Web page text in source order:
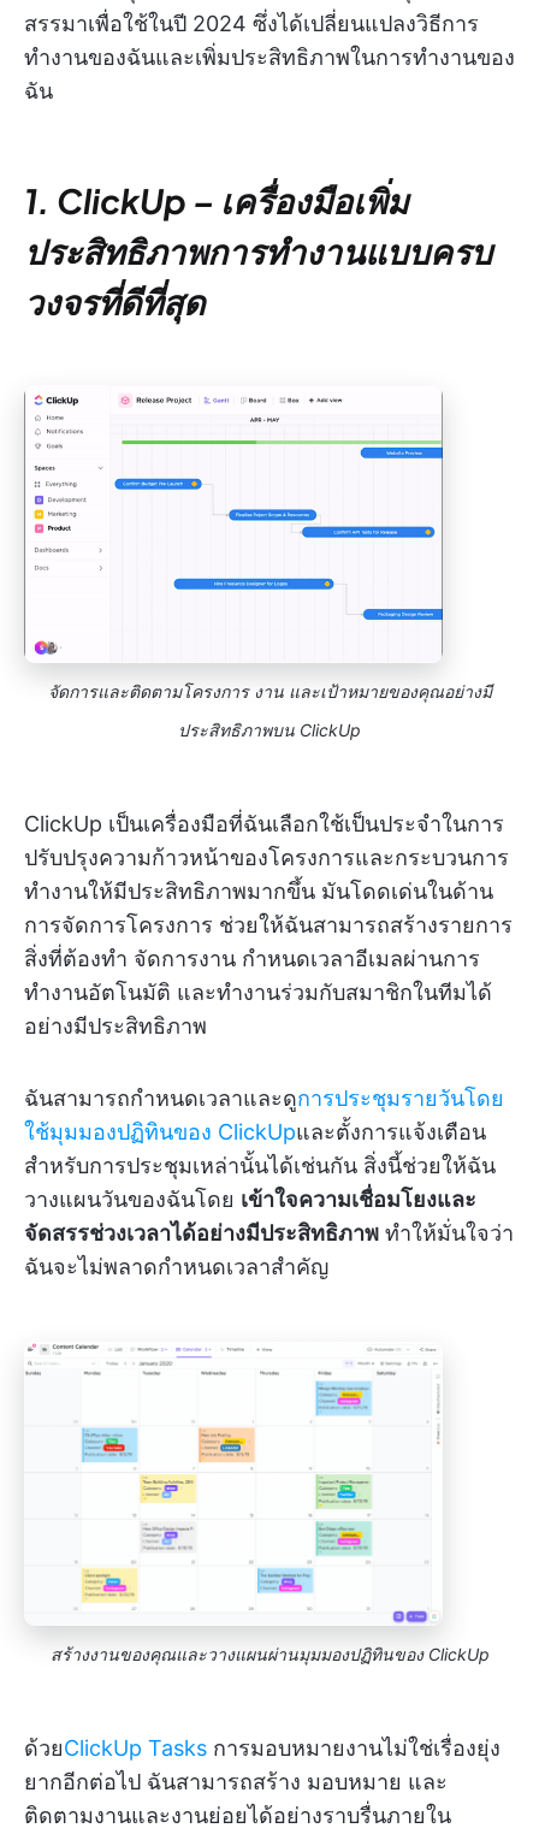
สรรมาเพื่อใช้ในปี 2024 ซึ่งได้เปลี่ยนแปลงวิธีการ
ทำงานของฉันและเพิ่มประสิทธิภาพในการทำงานของ
ฉัน
1. ClickUp – เครื่องมือเพิ่ม
ประสิทธิภาพการทำงานแบบครบ
วงจรที่ดีที่สุด
จัดการและติดตามโครงการ งาน และเป้าหมายของคุณอย่างมี
ประสิทธิภาพบน ClickUp
ClickUp เป็นเครื่องมือที่ฉันเลือกใช้เป็นประจำในการ
ปรับปรุงความก้าวหน้าของโครงการและกระบวนการ
ทำงานให้มีประสิทธิภาพมากขึ้น มันโดดเด่นในด้าน
การจัดการโครงการ ช่วยให้ฉันสามารถสร้างรายการ
สิ่งที่ต้องทำ จัดการงาน กำหนดเวลาอีเมลผ่านการ
ทำงานอัตโนมัติ และทำงานร่วมกับสมาชิกในทีมได้
อย่างมีประสิทธิภาพ
ฉันสามารถกำหนดเวลาและดูการประชุมรายวันโดย
ใช้มุมมองปฏิทินของ ClickUpและตั้งการแจ้งเตือน
สำหรับการประชุมเหล่านั้นได้เช่นกัน สิ่งนี้ช่วยให้ฉัน
วางแผนวันของฉันโดย เข้าใจความเชื่อมโยงและ
จัดสรรช่วงเวลาได้อย่างมีประสิทธิภาพ ทำให้มั่นใจว่า
ฉันจะไม่พลาดกำหนดเวลาสำคัญ
สร้างงานของคุณและวางแผนผ่านมุมมองปฏิทินของ ClickUp
ด้วยClickUp Tasks การมอบหมายงานไม่ใช่เรื่องยุ่ง
ยากอีกต่อไป ฉันสามารถสร้าง มอบหมาย และ
ติดตามงานและงานย่อยได้อย่างราบรื่นภายใน